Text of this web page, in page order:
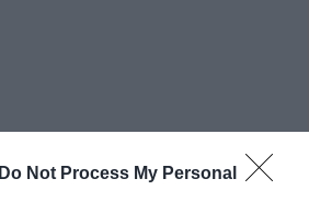
Do Not Process My Personal